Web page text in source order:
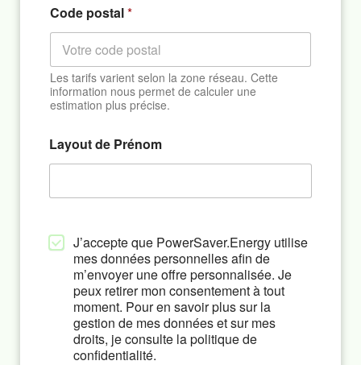
Code postal*
Les tarifs varient selon la zone réseau. Cette
information nous permet de calculer une
estimation plus précise.
Layout de Prénom
J’accepte que PowerSaver.Energy utilise
mes données personnelles afin de
m’envoyer une offre personnalisée. Je
peux retirer mon consentement à tout
moment. Pour en savoir plus sur la
gestion de mes données et sur mes
droits, je consulte la politique de
confidentialité.